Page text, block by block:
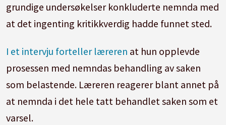
grundige undersøkelser konkluderte nemnda med
at det ingenting kritikkverdig hadde funnet sted.
I et intervju forteller læreren at hun opplevde
prosessen med nemndas behandling av saken
som belastende. Læreren reagerer blant annet på
at nemnda i det hele tatt behandlet saken som et
varsel.